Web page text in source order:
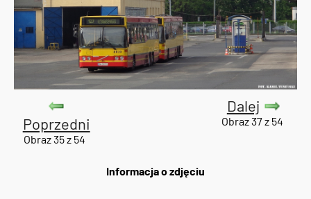
Poprzedni
Obraz 35 z 54
Dalej
Obraz 37 z 54
Informacja o zdjęciu